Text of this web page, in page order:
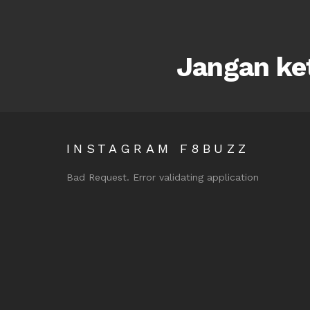
Jangan
INSTAGRAM F8BUZZ
Bad Request. Error validating application